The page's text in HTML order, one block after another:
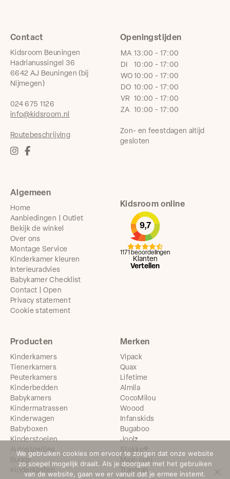
Algemeen
Home
Aanbiedingen | Outlet
Bekijk de winkel
Over ons
Montage Service
Kinderkamer kleuren
Interieuradvies
Babykamer Checklist
Contact | Open
Privacy statement
Cookie statement
Producten
Kinderkamers
Tienerkamers
Peuterkamers
Kinderbedden
Babykamers
Kindermatrassen
Kinderwagen
Babyboxen
Kinderstoelen
Autostoeltjes
Buggy
Kinderkasten
Merken
Vipack
Quax
Lifetime
Almila
CocoMilou
Woood
Infanskids
Bugaboo
Joolz
Stokke®
Maxi-cosi
Trasman
Contact
Kidsroom Beuningen
Hadrianussingel 36
6642 AJ Beuningen (bij
Nijmegen)
024 675 1126
info@kidsroom.nl
Routebeschrijving
Openingstijden
MA 13:00 - 17:00
DI
10:00 - 17:00
WO 10:00 - 17:00
DO 10:00 - 17:00
VR 10:00 - 17:00
ZA 10:00 - 17:00
Zon- en feestdagen altijd
gesloten
Kidsroom online
9,7
Klanten
Vertellen
1171 beoordelingen
We gebruiken cookies om ervoor te zorgen dat onze website
zo soepel mogelijk draait. Als je doorgaat met het gebruiken
van de website, gaan we er vanuit dat je ermee instemt.